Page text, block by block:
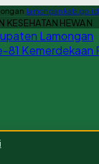
lamongankab.go.id
KESEHATAN HEWAN